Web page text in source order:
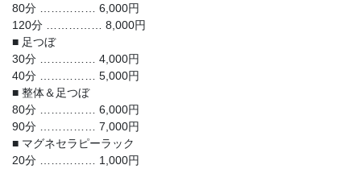
80分 …………… 6,000円
120分 …………… 8,000円
■ 足つぼ
30分 …………… 4,000円
40分 …………… 5,000円
■ 整体＆足つぼ
80分 …………… 6,000円
90分 …………… 7,000円
■ マグネセラピーラック
20分 …………… 1,000円